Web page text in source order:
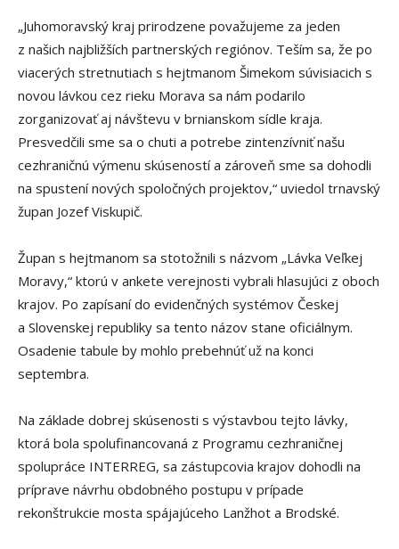
„Juhomoravský kraj prirodzene považujeme za jeden
z našich najbližších partnerských regiónov. Teším sa, že po
viacerých stretnutiach s hejtmanom Šimekom súvisiacich s
novou lávkou cez rieku Morava sa nám podarilo
zorganizovať aj návštevu v brnianskom sídle kraja.
Presvedčili sme sa o chuti a potrebe zintenzívniť našu
cezhraničnú výmenu skúseností a zároveň sme sa dohodli
na spustení nových spoločných projektov,“ uviedol trnavský
župan Jozef Viskupič.
Župan s hejtmanom sa stotožnili s názvom „Lávka Veľkej
Moravy,“ ktorú v ankete verejnosti vybrali hlasujúci z oboch
krajov. Po zapísaní do evidenčných systémov Českej
a Slovenskej republiky sa tento názov stane oficiálnym.
Osadenie tabule by mohlo prebehnúť už na konci
septembra.
Na základe dobrej skúsenosti s výstavbou tejto lávky,
ktorá bola spolufinancovaná z Programu cezhraničnej
spolupráce INTERREG, sa zástupcovia krajov dohodli na
príprave návrhu obdobného postupu v prípade
rekonštrukcie mosta spájajúceho Lanžhot a Brodské.